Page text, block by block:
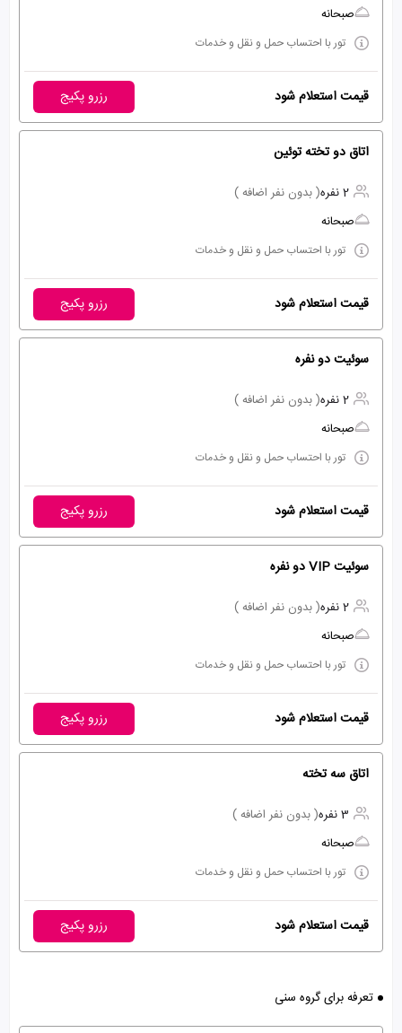
صبحانه
تور با احتساب حمل و نقل و خدمات
قیمت استعلام شود رزرو پکیج
اتاق دو تخته توئین
2 نفره
( بدون نفر اضافه )
صبحانه
تور با احتساب حمل و نقل و خدمات
قیمت استعلام شود رزرو پکیج
سوئیت دو نفره
2 نفره
( بدون نفر اضافه )
صبحانه
تور با احتساب حمل و نقل و خدمات
قیمت استعلام شود رزرو پکیج
سوئیت VIP دو نفره
2 نفره
( بدون نفر اضافه )
صبحانه
تور با احتساب حمل و نقل و خدمات
قیمت استعلام شود رزرو پکیج
اتاق سه تخته
3 نفره
( بدون نفر اضافه )
صبحانه
تور با احتساب حمل و نقل و خدمات
قیمت استعلام شود رزرو پکیج
تعرفه برای گروه سنی